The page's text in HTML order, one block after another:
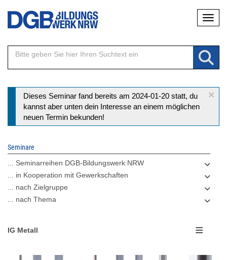
Direkt
Inhalt
×
Statusmeldung
Dieses Seminar fand bereits am 2024-01-20 statt, du
kannst aber unten dein Interesse an einem möglichen
neuen Termin bekunden!
Seminare
... Seminarreihen DGB-Bildungswerk NRW
... in Kooperation mit Gewerkschaften
... nach Zielgruppe
... nach Thema
IG Metall